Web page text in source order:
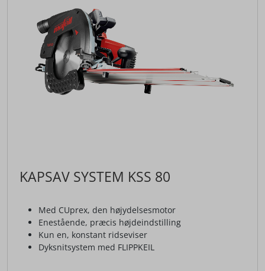
KAPSAV SYSTEM KSS 80
Med CUprex, den højydelsesmotor
Enestående, præcis højdeindstilling
Kun en, konstant ridseviser
Dyksnitsystem med FLIPPKEIL